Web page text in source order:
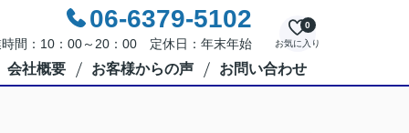
06-6379-5102
間：10：00～20：00 定休日：年末年始 お気に入り
0
会社概要 お客様からの声 お問い合わせ